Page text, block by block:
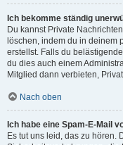
Ich bekomme ständig
Du kannst Private
löschen, indem du in deinem
erstellst. Falls du
du dies auch einem
Mitglied dann verbieten,
Nach oben
Ich habe eine Spam-E-Mail
Es tut uns leid, das zu hören.